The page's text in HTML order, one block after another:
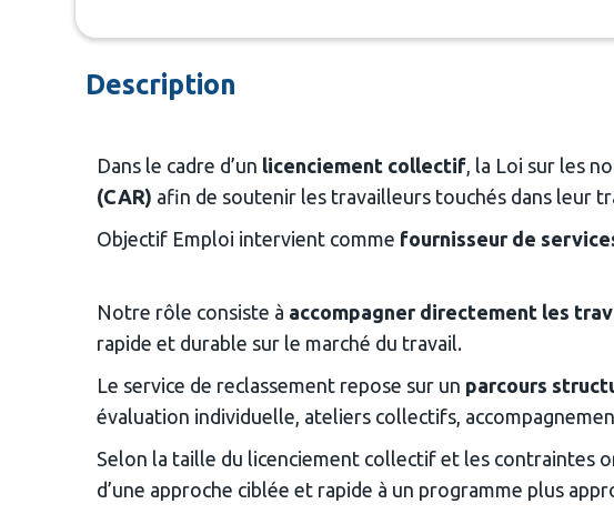
Description
Dans le cadre d’un licenciement collectif , la Loi sur les
(CAR) afin de soutenir les travailleurs touchés dans leur
Objectif Emploi intervient comme fournisseur de
Notre rôle consiste à accompagner directement les
rapide et durable sur le marché du travail.
Le service de reclassement repose sur un parcours
évaluation individuelle, ateliers collectifs,
Selon la taille du licenciement collectif et les contraintes
d’une approche ciblée et rapide à un programme plus